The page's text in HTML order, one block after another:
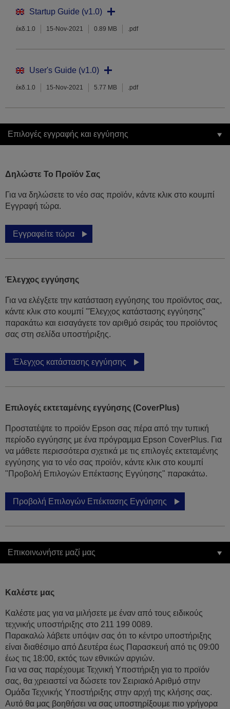
Startup Guide (v1.0)
έκδ.1.0 15-Nov-2021 0.89 MB .pdf
User's Guide (v1.0)
έκδ.1.0 15-Nov-2021 5.77 MB .pdf
Επιλογές εγγραφής και εγγύησης
Δηλώστε Το Προϊόν Σας
Για να δηλώσετε το νέο σας προϊόν, κάντε κλικ στο κουμπί
Εγγραφή τώρα.
Εγγραφείτε τώρα
Έλεγχος εγγύησης
Για να ελέγξετε την κατάσταση εγγύησης του προϊόντος σας,
κάντε κλικ στο κουμπί "Έλεγχος κατάστασης εγγύησης"
παρακάτω και εισαγάγετε τον αριθμό σειράς του προϊόντος
σας στη σελίδα υποστήριξης.
Έλεγχος κατάστασης εγγύησης
Επιλογές εκτεταμένης εγγύησης (CoverPlus)
Προστατέψτε το προϊόν Epson σας πέρα από την τυπική
περίοδο εγγύησης με ένα πρόγραμμα Epson CoverPlus. Για
να μάθετε περισσότερα σχετικά με τις επιλογές εκτεταμένης
εγγύησης για το νέο σας προϊόν, κάντε κλικ στο κουμπί
"Προβολή Επιλογών Επέκτασης Εγγύησης" παρακάτω.
Προβολή Επιλογών Επέκτασης Εγγύησης
Επικοινωνήστε μαζί μας
Καλέστε μας
Καλέστε μας για να μιλήσετε με έναν από τους ειδικούς
τεχνικής υποστήριξης στο 211 199 0089.
Παρακαλώ λάβετε υπόψιν σας ότι το κέντρο υποστήριξης
είναι διαθέσιμο από Δευτέρα έως Παρασκευή από τις 09:00
έως τις 18:00, εκτός των εθνικών αργιών.
Για να σας παρέχουμε Τεχνική Υποστήριξη για το προϊόν
σας, θα χρειαστεί να δώσετε τον Σειριακό Αριθμό στην
Ομάδα Τεχνικής Υποστήριξης στην αρχή της κλήσης σας.
Αυτό θα μας βοηθήσει να σας υποστηρίξουμε πιο γρήγορα